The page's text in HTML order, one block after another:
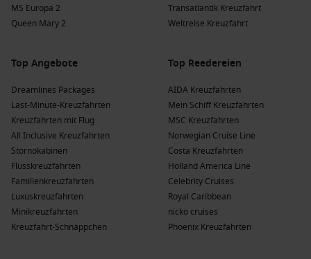
MS Europa 2
Queen Mary 2
Transatlantik Kreuzfahrt
Weltreise Kreuzfahrt
Top Angebote
Dreamlines Packages
Last-Minute-Kreuzfahrten
Kreuzfahrten mit Flug
All Inclusive Kreuzfahrten
Stornokabinen
Flusskreuzfahrten
Familienkreuzfahrten
Luxuskreuzfahrten
Minikreuzfahrten
Kreuzfahrt-Schnäppchen
Top Reedereien
AIDA Kreuzfahrten
Mein Schiff Kreuzfahrten
MSC Kreuzfahrten
Norwegian Cruise Line
Costa Kreuzfahrten
Holland America Line
Celebrity Cruises
Royal Caribbean
nicko cruises
Phoenix Kreuzfahrten